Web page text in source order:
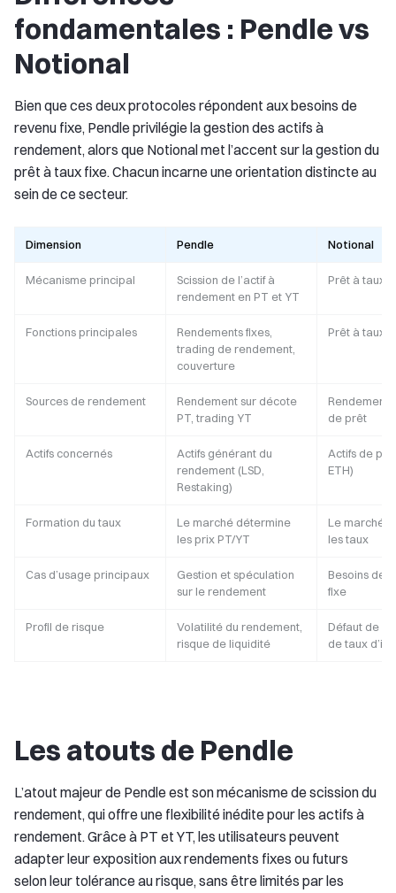
fondamentales : Pendle vs
Notional
Bien que ces deux protocoles répondent aux besoins de
revenu fixe, Pendle privilégie la gestion des actifs à
rendement, alors que Notional met l’accent sur la gestion du
prêt à taux fixe. Chacun incarne une orientation distincte au
sein de ce secteur.
Dimension Pendle Notional
Mécanisme principal
Scission de l’actif à
rendement en PT et YT
Prêt à taux
Fonctions principales
Rendements fixes,
trading de rendement,
couverture
Prêt à taux
Sources de rendement
Rendement sur décote
PT, trading YT
Rendement
de prêt
Actifs concernés
Actifs générant du
rendement (LSD,
Restaking)
Actifs de
ETH)
Formation du taux
Le marché détermine
les prix PT/YT
Le marché
les taux
Cas d’usage principaux
Gestion et spéculation
sur le rendement
Besoins de
fixe
Profil de risque
Volatilité du rendement,
risque de liquidité
Défaut de
de taux
Les atouts de Pendle
L’atout majeur de Pendle est son mécanisme de scission du
rendement, qui offre une flexibilité inédite pour les actifs à
rendement. Grâce à PT et YT, les utilisateurs peuvent
adapter leur exposition aux rendements fixes ou futurs
selon leur tolérance au risque, sans être limités par les